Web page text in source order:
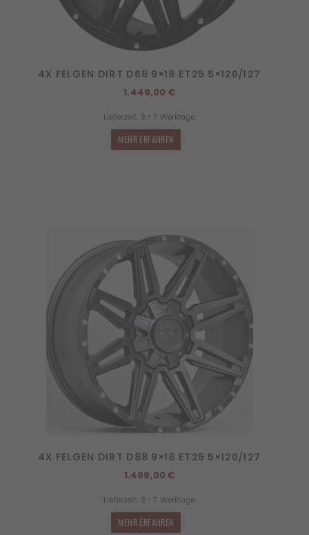
4X FELGEN DIRT D68 9×18 ET25 5×120/127
1.449,00 €
Lieferzeit: 3 - 7 Werktage
MEHR ERFAHREN
4X FELGEN DIRT D88 9×18 ET25 5×120/127
1.499,00€
Lieferzeit: 3 - 7 Werktage
MEHR ERFAHREN